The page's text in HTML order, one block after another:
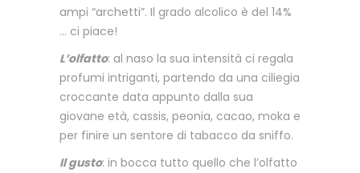
ampi “archetti”. Il grado alcolico è del 14%
… ci piace!
L’olfatto: al naso la sua intensità ci regala
profumi intriganti, partendo da una ciliegia
croccante data appunto dalla sua
giovane età, cassis, peonia, cacao, moka e
per finire un sentore di tabacco da sniffo.
Il gusto: in bocca tutto quello che l’olfatto